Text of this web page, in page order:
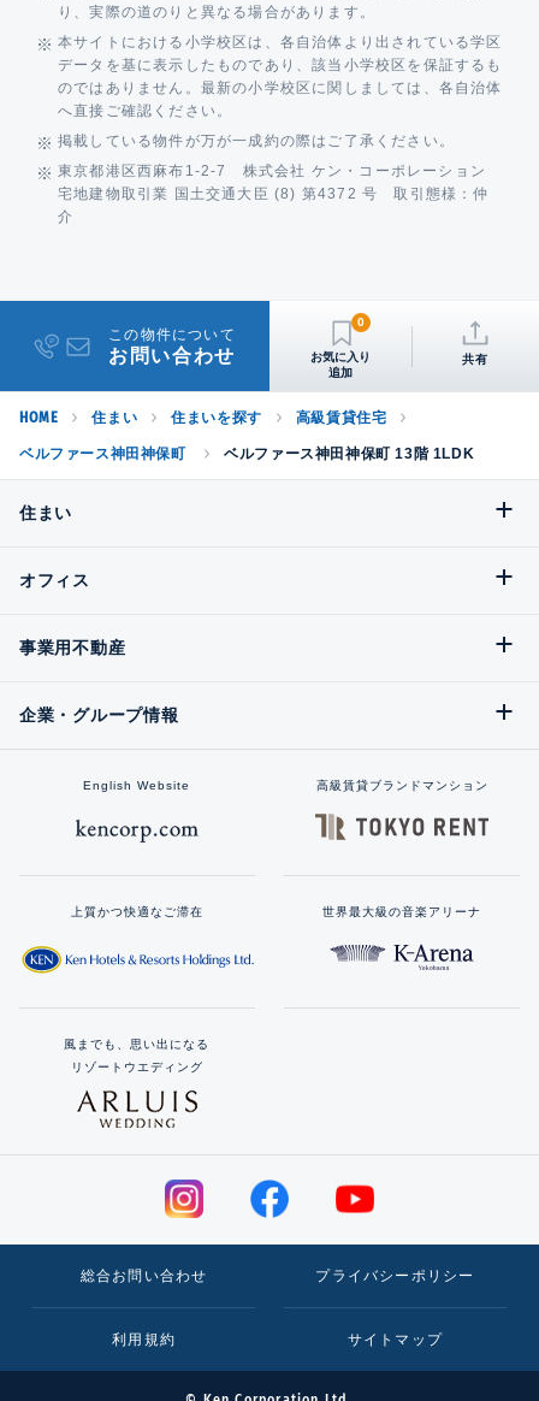
り、実際の道のりと異なる場合があります。
本サイトにおける小学校区は、各自治体より出されている学区
データを基に表示したものであり、該当小学校区を保証するも
のではありません。最新の小学校区に関しましては、各自治体
へ直接ご確認ください。
掲載している物件が万が一成約の際はご了承ください。
東京都港区西麻布1-2-7 株式会社 ケン・コーポレーション
宅地建物取引業 国土交通大臣 (8) 第4372 号 取引態様：仲
介
この物件について
お問い合わせ
0
共有
HOME 住まい 住まいを探す 高級賃貸住宅
ベルファース神田神保町 ベルファース神田神保町 13階 1LDK
住まい
オフィス
事業用不動産
企業・グループ情報
English Website 高級賃貸ブランドマンション
上質かつ快適なご滞在 世界最大級の音楽アリーナ
風までも、思い出になる
リゾートウエディング
総合お問い合わせ プライバシーポリシー
利用規約 サイトマップ